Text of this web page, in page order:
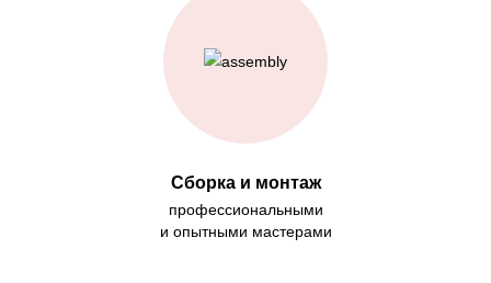
Сборка и монтаж
профессиональными
и опытными мастерами